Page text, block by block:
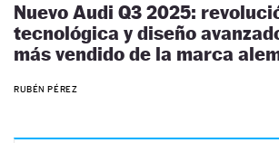
Nuevo Audi Q3 2025:
tecnológica y diseño
más vendido de la marca
RUBÉN PÉREZ